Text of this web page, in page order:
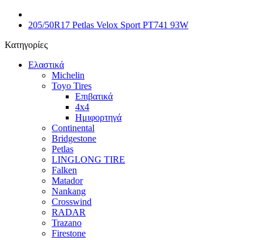
205/50R17 Petlas Velox Sport PT741 93W
Κατηγορίες
Ελαστικά
Michelin
Toyo Tires
Επιβατικά
4x4
Ημιφορτηγά
Continental
Bridgestone
Petlas
LINGLONG TIRE
Falken
Matador
Nankang
Crosswind
RADAR
Trazano
Firestone